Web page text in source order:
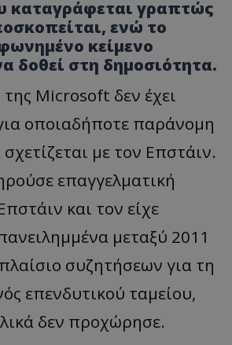
καταγράφεται γραπτώς
ενώ το
κείμενο
δοθεί στη δημοσιότητα.
Microsoft δεν έχει
οποιαδήποτε παράνομη
με τον Επστάιν.
επαγγελματική
και τον είχε
μεταξύ 2011
συζητήσεων για τη
επενδυτικού ταμείου,
δεν προχώρησε.